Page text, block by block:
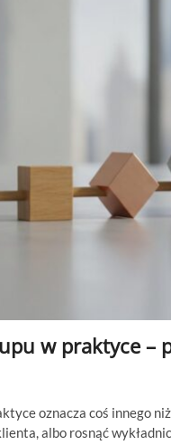
w praktyce –
oznacza coś innego
albo rosnąć